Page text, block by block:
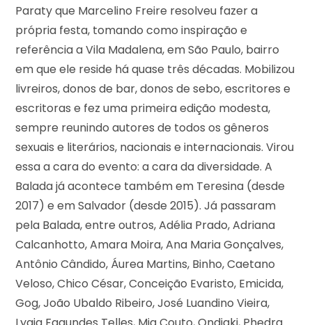
Paraty que Marcelino Freire resolveu fazer a
própria festa, tomando como inspiração e
referência a Vila Madalena, em São Paulo, bairro
em que ele reside há quase três décadas. Mobilizou
livreiros, donos de bar, donos de sebo, escritores e
escritoras e fez uma primeira edição modesta,
sempre reunindo autores de todos os gêneros
sexuais e literários, nacionais e internacionais. Virou
essa a cara do evento: a cara da diversidade. A
Balada já acontece também em Teresina (desde
2017) e em Salvador (desde 2015). Já passaram
pela Balada, entre outros, Adélia Prado, Adriana
Calcanhotto, Amara Moira, Ana Maria Gonçalves,
Antônio Cândido, Áurea Martins, Binho, Caetano
Veloso, Chico César, Conceição Evaristo, Emicida,
Gog, João Ubaldo Ribeiro, José Luandino Vieira,